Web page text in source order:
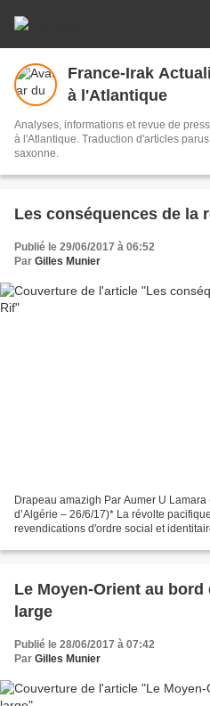
France-Irak
à l'Atlantique
Analyses, informations et revue de
à l'Atlantique. Traduction d'articles parus dans la presse arabe ou anglo-
saxonne.
Les conséquences de la
Publié le 29/06/2017 à 06:52
Par Gilles Munier
Drapeau amazigh Par Aumer U
d’Algérie – 26/6/17)* La révolte
revendications d'ordre social et
Le Moyen-Orient au bord
large
Publié le 28/06/2017 à 07:42
Par Gilles Munier